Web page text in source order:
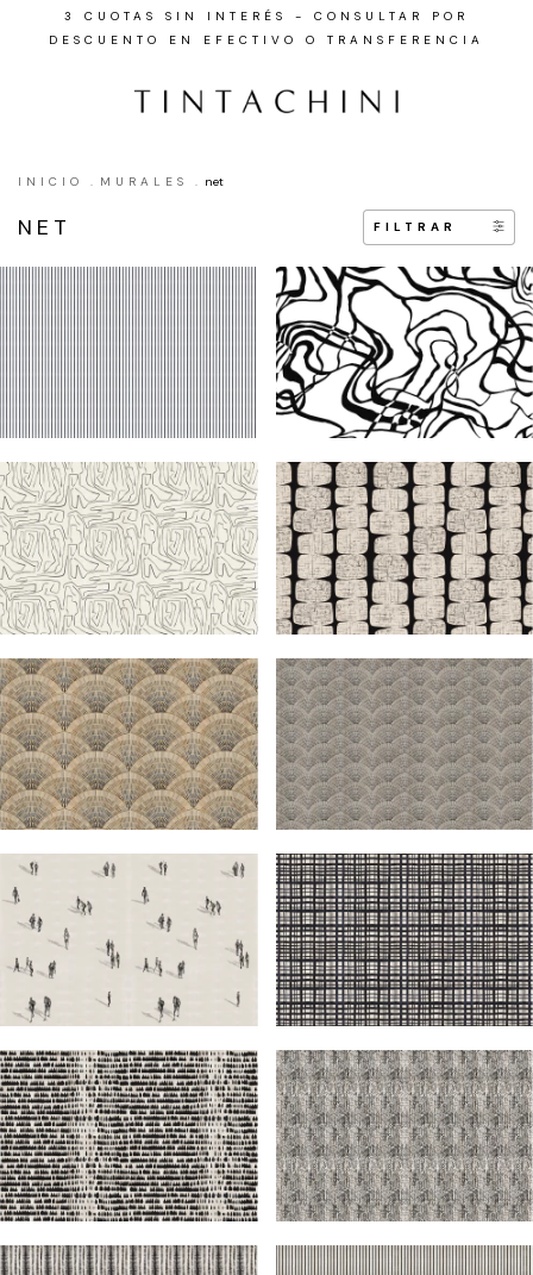
3 CUOTAS SIN INTERÉS - CONSULTAR POR
DESCUENTO EN EFECTIVO O TRANSFERENCIA
INICIO . MURALES . net
NET FILTRAR